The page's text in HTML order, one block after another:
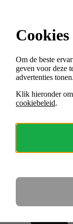
Menu
VACATURES
Cookies
Om de beste
geven voor deze
advertenties
Klik hieronder om
cookiebeleid.